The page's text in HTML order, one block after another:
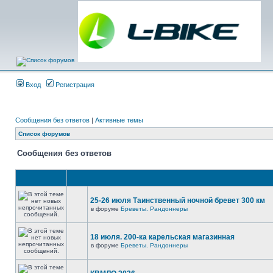
Вход Регистрация
Сообщения без ответов | Активные темы
Список форумов
Сообщения без ответов
25-26 июля Таинственный ночной бревет 300 км
в форуме Бреветы. Рандоннеры
18 июля. 200-ка карельская магазинная
в форуме Бреветы. Рандоннеры